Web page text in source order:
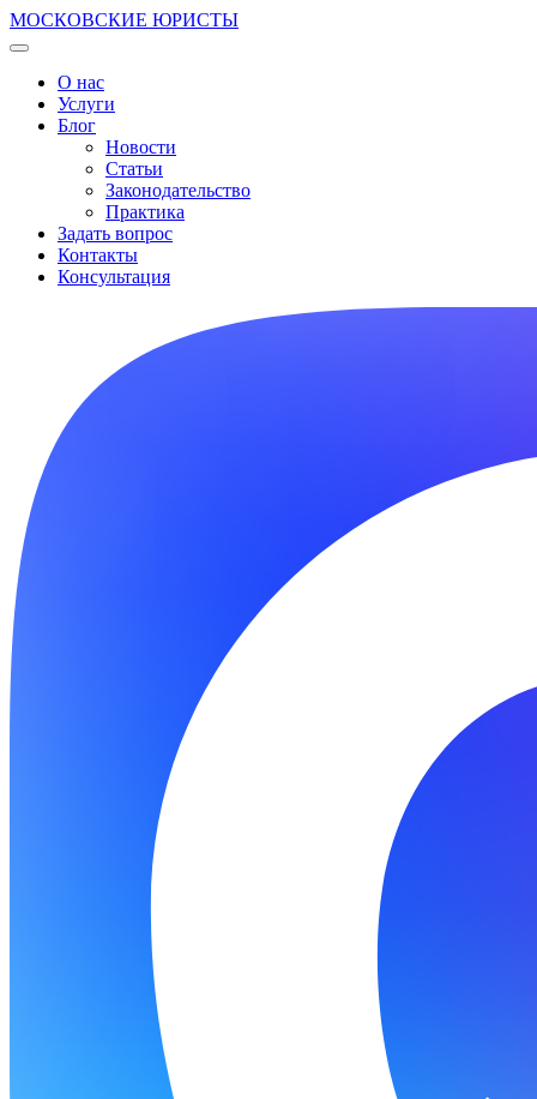
МОСКОВСКИЕ ЮРИСТЫ
О нас
Услуги
Блог
Новости
Статьи
Законодательство
Практика
Задать вопрос
Контакты
Консультация